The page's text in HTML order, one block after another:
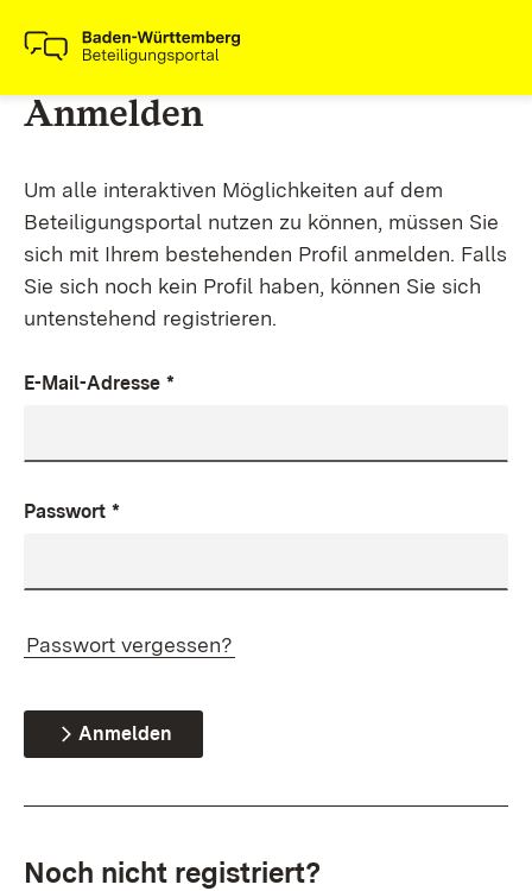
Anmelden
Um alle interaktiven Möglichkeiten auf dem
Beteiligungsportal nutzen zu können, müssen Sie
sich mit Ihrem bestehenden Profil anmelden. Falls
Sie sich noch kein Profil haben, können Sie sich
untenstehend registrieren.
E-Mail-Adresse *
Passwort *
Passwort vergessen?
Anmelden
Noch nicht registriert?